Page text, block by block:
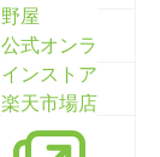
野屋
公式オンラ
インストア
楽天市場店